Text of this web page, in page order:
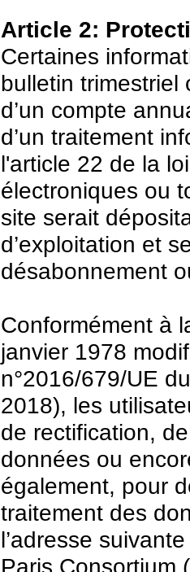
Article 2:
Certaines
bulletin trimestriel
d’un compte
d’un traitement
l'article 22 de la
électroniques ou
site serait
d’exploitation et
désabonnement
Conformément à
janvier 1978
n°2016/679/UE
2018), les
de rectification,
données ou
également, pour
traitement des
l’adresse
Paris Consortium